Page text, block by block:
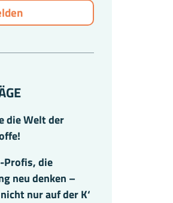
die Welt der
Profis, die
neu denken –
nur auf der K‘